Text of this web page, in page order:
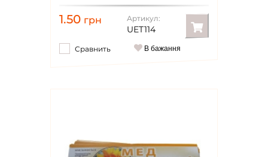
1.50 грн Артикул:
UET114
Сравнить В бажання